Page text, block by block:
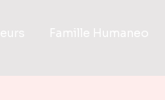
Famille Humaneo